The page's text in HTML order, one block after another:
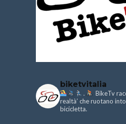
biketvitalia
.
BikeTv
realtà’ che ruotano
bicicletta.